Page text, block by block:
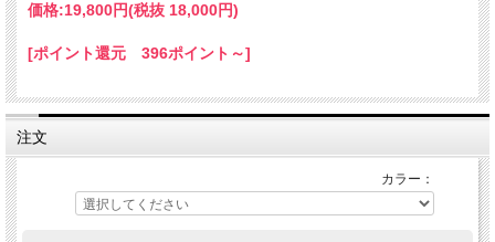
価格:19,800円(税抜 18,000円)
[ポイント還元 396ポイント～]
注文
カラー：